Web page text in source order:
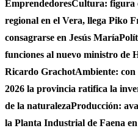
EmprendedoresCultura: figura
regional en el Vera, llega Piko
consagrarse en Jesús María
funciones al nuevo ministro de
Ricardo GrachotAmbiente:
2026 la provincia ratifica la
de la naturalezaProducción:
la Planta Industrial de Faena